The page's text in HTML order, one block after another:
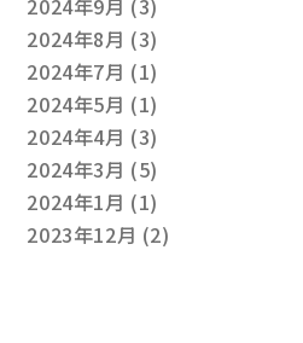
2024年8月 (3)
2024年7月 (1)
2024年5月 (1)
2024年4月 (3)
2024年3月 (5)
2024年1月 (1)
2023年12月 (2)